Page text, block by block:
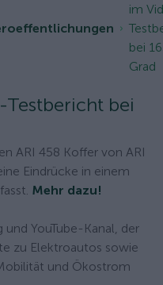
im
bei
Grad
Testbericht bei
ARI 458 Koffer von ARI
Eindrücke in einem
Mehr dazu!
YouTube-Kanal, der
zu Elektroautos sowie
und Ökostrom